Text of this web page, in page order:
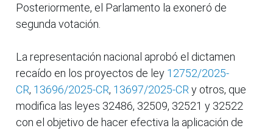
Posteriormente, el Parlamento la exoneró de
segunda votación.
La representación nacional aprobó el dictamen
recaído en los proyectos de ley 12752/2025-
CR, 13696/2025-CR, 13697/2025-CR y otros, que
modifica las leyes 32486, 32509, 32521 y 32522
con el objetivo de hacer efectiva la aplicación de